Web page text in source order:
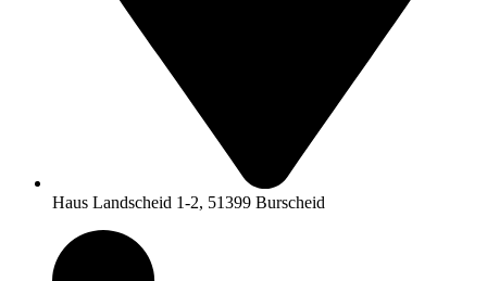
Haus Landscheid 1-2, 51399 Burscheid